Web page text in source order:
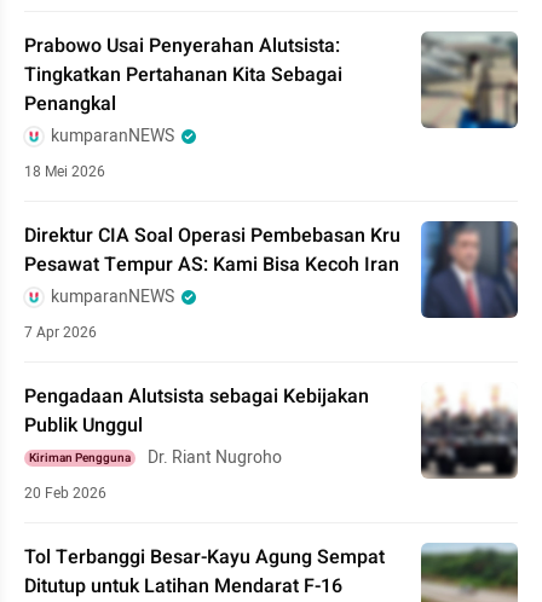
Prabowo Usai Penyerahan Alutsista:
Tingkatkan Pertahanan Kita Sebagai
Penangkal
kumparanNEWS
18 Mei 2026
Direktur CIA Soal Operasi Pembebasan Kru
Pesawat Tempur AS: Kami Bisa Kecoh Iran
kumparanNEWS
7 Apr 2026
Pengadaan Alutsista sebagai Kebijakan
Publik Unggul
Kiriman Pengguna Dr. Riant Nugroho
20 Feb 2026
Tol Terbanggi Besar-Kayu Agung Sempat
Ditutup untuk Latihan Mendarat F-16